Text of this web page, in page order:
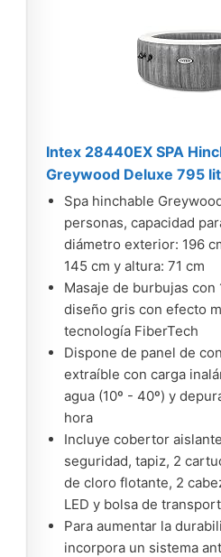
Intex 28440EX SPA
Greywood Deluxe 795
Spa hinchable
personas, capacidad
diámetro exterior: 196
145 cm y altura: 71 cm
Masaje de burbujas con
diseño gris con efecto
tecnología FiberTech
Dispone de panel de
extraíble con carga
agua (10º - 40º) y
hora
Incluye cobertor
seguridad, tapiz, 2
de cloro flotante, 2
LED y bolsa de
Para aumentar la
incorpora un sistema